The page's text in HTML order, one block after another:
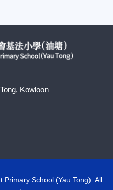
Kowloon
Primary School (Yau Tong). All